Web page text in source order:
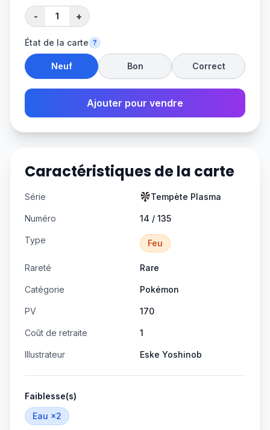
- +
État de la carte ?
Neuf Bon Correct
Ajouter pour vendre
Caractéristiques de la carte
Série Tempète Plasma
Numéro 14 / 135
Type Feu
Rareté Rare
Catégorie Pokémon
PV 170
Coût de retraite 1
Illustrateur Eske Yoshinob
Faiblesse(s)
Eau ×2